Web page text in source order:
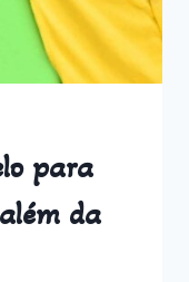
para
da